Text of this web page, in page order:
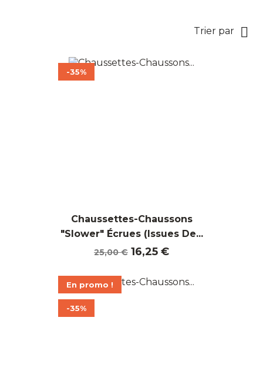
Trier par 
Chaussettes-Chaussons
"Slower" Écrues (Issues De...
Prix
base
25,00 € Prix
16,25 €
-35%
En promo !
-35%